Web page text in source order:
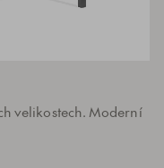
velikostech. Moderní